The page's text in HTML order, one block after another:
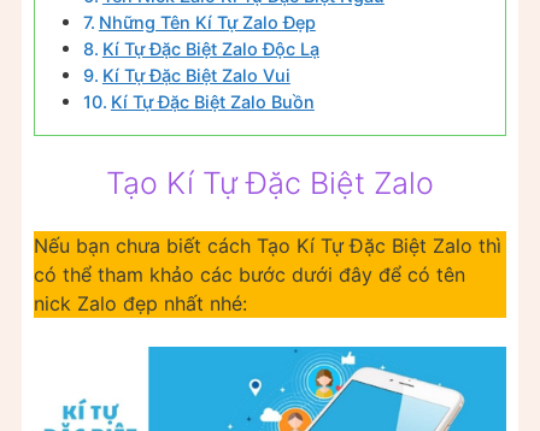
Những Tên Kí Tự Zalo Đẹp
Kí Tự Đặc Biệt Zalo Độc Lạ
Kí Tự Đặc Biệt Zalo Vui
Kí Tự Đặc Biệt Zalo Buồn
Tạo Kí Tự Đặc Biệt Zalo
Nếu bạn chưa biết cách Tạo Kí Tự Đặc Biệt Zalo thì
có thể tham khảo các bước dưới đây để có tên
nick Zalo đẹp nhất nhé: